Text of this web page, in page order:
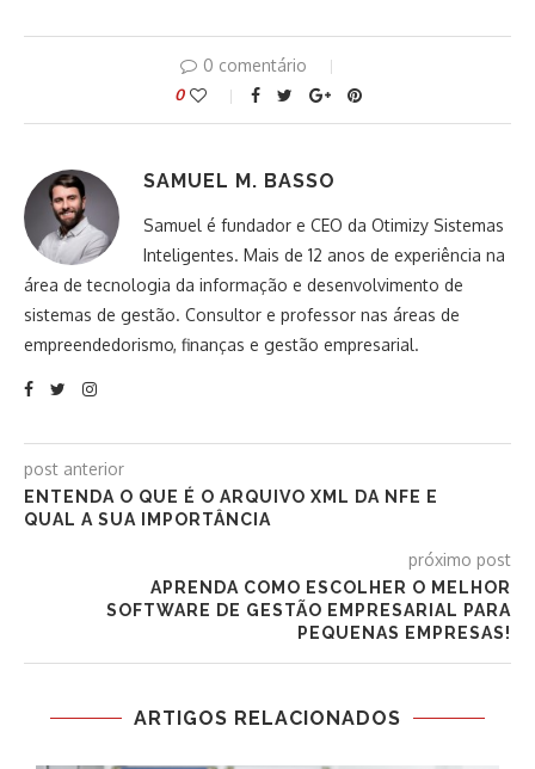
0 comentário
0
SAMUEL M. BASSO
Samuel é fundador e CEO da Otimizy Sistemas
Inteligentes. Mais de 12 anos de experiência na
área de tecnologia da informação e desenvolvimento de
sistemas de gestão. Consultor e professor nas áreas de
empreendedorismo, finanças e gestão empresarial.
post anterior
ENTENDA O QUE É O ARQUIVO XML DA NFE E
QUAL A SUA IMPORTÂNCIA
próximo post
APRENDA COMO ESCOLHER O MELHOR
SOFTWARE DE GESTÃO EMPRESARIAL PARA
PEQUENAS EMPRESAS!
ARTIGOS RELACIONADOS